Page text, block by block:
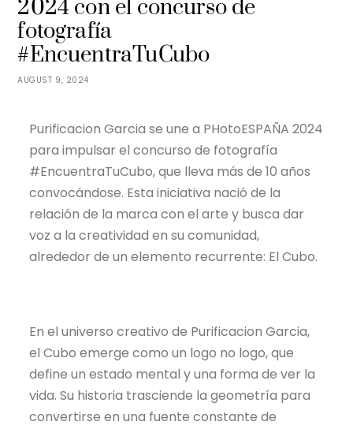
AUGUST 9, 2024
2024 con el concurso de
fotografía
#EncuentraTuCubo
Purificacion Garcia se une a PHotoESPAÑA 2024
para impulsar el concurso de fotografía
#EncuentraTuCubo, que lleva más de 10 años
convocándose. Esta iniciativa nació de la
relación de la marca con el arte y busca dar
voz a la creatividad en su comunidad,
alrededor de un elemento recurrente: El Cubo.
En el universo creativo de Purificacion Garcia,
el Cubo emerge como un logo no logo, que
define un estado mental y una forma de ver la
vida. Su historia trasciende la geometría para
convertirse en una fuente constante de